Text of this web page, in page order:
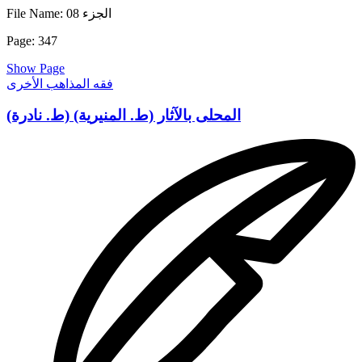
بمكة حد، وقالواههنا : هو ندب تحكما بلاحجة ، وأى فرق بين أمره
وكفارة الظهار . وحكم الايلا. . وحكم اللعان ، وسائر أوامر القرآن ؟
ونعوذ بالله من أن نجعل القرآن عضين فنو جب بعضا و نلغى بعضا *
فان ذكروا قول الله تعالى : ( فان أمن بعضكم بعضا فليؤ دالذى
اؤتمن أمانته ) قلنا : هذا مردود على ما يتصل به من الرهن ولا يجوز
أن يحمل على اسقاط وجوب الأمر بالاشهاد . والكتاب بالدعوى بلا
برهان ، وكذلك من قال : هو فرض على الكفاية لان كل ذلك دعوى
عارية من البرهان وما كان بهذه الصفة فهو باطل مطرح قال تعالى :
( قل هاتوا برهانكم ان كنتم صادقين ) ومن أطرف شيء مبادرتهم اذا
ادعوا في شيء من أوامر القرآن انه ندب فقلنا لهم : ما برهانكم على
هذه الدعوى؟ قالوا : قول الله تعالى: ( واذا حللتم فاصطادوا) ( فاذا
قضيت الصلاة فانتشروا فى الأرض ) فقلنا لهم : ان هذا لعجب اليت
شعرى فى أى دين وجدتم أم فى أى عقل انه اذا صبح فى أمر من
أوامر الله تعالى انه منسوخ أو أنه ندب وجب أن تحمل سائر أوامره
تعالى على أنها منسوخة وعلى أنها ندب ؟ فما سمع بالعجب من هذا
الاحتجاج الفاسد ! اذ قصدوا به هدم القرآن بلا برهان ، ولا فرق بين
فعلهم هذا ههنا و بين من قصد إلى أى آية شاء من القرآن فقال : هي
منسوخة فاذا قيل له : ما برهانك على ذلك قال : نسخ الله تعالى
الاستقبال الى بيت المقدس و نسخه لاعداد المتوفى عنها سنة * قال
أبو محمد : ونحن لا ننكر وجود النسخ (۱) في بعض الأوامر أو كونه
على الندب أو على الخصوص اذاجاء نص آخر ببيان ذلك وأما بالدعوى
فلا ، فإذا صح في أمر من القرآن أو السنة انه منسوخ ، أو مندوب . أو
File Name: الجزء 08
Page: 347
Show Page
فقه المذاهب الأخرى
المحلى بالآثار (ط. المنيرية) (ط. نادرة)